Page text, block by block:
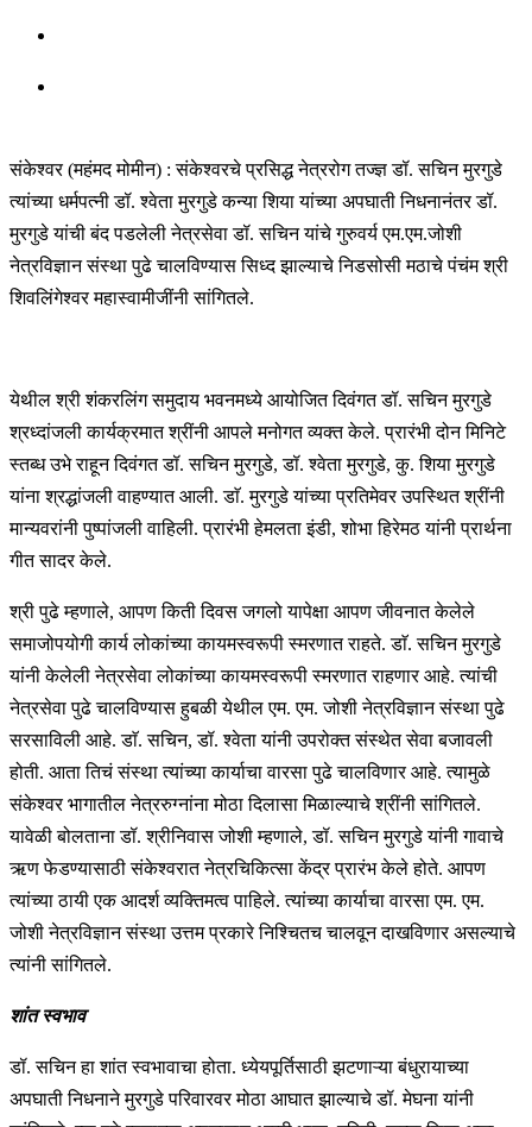
संकेश्वर (महंमद मोमीन) : संकेश्वरचे प्रसिद्ध नेत्ररोग तज्ज्ञ डॉ. सचिन मुरगुडे
त्यांच्या धर्मपत्नी डॉ. श्वेता मुरगुडे कन्या शिया यांच्या अपघाती निधनानंतर डॉ.
मुरगुडे यांची बंद पडलेली नेत्रसेवा डॉ. सचिन यांचे गुरुवर्य एम.एम.जोशी
नेत्रविज्ञान संस्था पुढे चालविण्यास सिध्द झाल्याचे निडसोसी मठाचे पंचंम श्री
शिवलिंगेश्वर महास्वामीजींनी सांगितले.
येथील श्री शंकरलिंग समुदाय भवनमध्ये आयोजित दिवंगत डॉ. सचिन मुरगुडे
श्रध्दांजली कार्यक्रमात श्रींनी आपले मनोगत व्यक्त केले. प्रारंभी दोन मिनिटे
स्तब्ध उभे राहून दिवंगत डॉ. सचिन मुरगुडे, डॉ. श्वेता मुरगुडे, कु. शिया मुरगुडे
यांना श्रद्धांजली वाहण्यात आली. डाॅ. मुरगुडे यांच्या प्रतिमेवर उपस्थित श्रींनी
मान्यवरांनी पुष्पांजली वाहिली. प्रारंभी हेमलता इंडी, शोभा हिरेमठ यांनी प्रार्थना
गीत सादर केले.
श्री पुढे म्हणाले, आपण किती दिवस जगलो यापेक्षा आपण जीवनात केलेले
समाजोपयोगी कार्य लोकांच्या कायमस्वरूपी स्मरणात राहते. डाॅ. सचिन मुरगुडे
यांनी केलेली नेत्रसेवा लोकांच्या कायमस्वरूपी स्मरणात राहणार आहे. त्यांची
नेत्रसेवा पुढे चालविण्यास हुबळी येथील एम. एम. जोशी नेत्रविज्ञान संस्था पुढे
सरसाविली आहे. डाॅ. सचिन, डॉ. श्वेता यांनी उपरोक्त संस्थेत सेवा बजावली
होती. आता तिचं संस्था त्यांच्या कार्याचा वारसा पुढे चालविणार आहे. त्यामुळे
संकेश्वर भागातील नेत्ररुग्नांना मोठा दिलासा मिळाल्याचे श्रींनी सांगितले.
यावेळी बोलताना डॉ. श्रीनिवास जोशी म्हणाले, डॉ. सचिन मुरगुडे यांनी गावाचे
ऋण फेडण्यासाठी संकेश्वरात नेत्रचिकित्सा केंद्र प्रारंभ केले होते. आपण
त्यांच्या ठायी एक आदर्श व्यक्तिमत्व पाहिले. त्यांच्या कार्याचा वारसा एम. एम.
जोशी नेत्रविज्ञान संस्था उत्तम प्रकारे निश्चितच चालवून दाखविणार असल्याचे
त्यांनी सांगितले.
शांत स्वभाव
डॉ. सचिन हा शांत स्वभावाचा होता. ध्येयपूर्तिसाठी झटणाऱ्या बंधुरायाच्या
अपघाती निधनाने मुरगुडे परिवारवर मोठा आघात झाल्याचे डॉ. मेघना यांनी